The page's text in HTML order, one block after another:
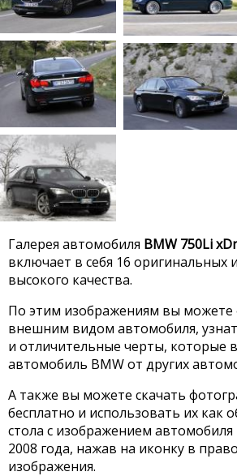
Галерея автомобиля BMW 750Li
включает в себя 16 оригинальных
высокого качества.
По этим изображениям вы можете
внешним видом автомобиля,
и отличительные черты, которые
автомобиль BMW от других
А также вы можете скачать
бесплатно и использовать их как
стола с изображением автомобиля
2008 года, нажав на иконку в
изображения.